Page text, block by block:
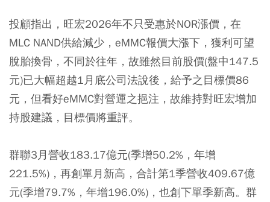
投顧指出，旺宏2026年不只受惠於NOR漲價，在
MLC NAND供給減少，eMMC報價大漲下，獲利可望
脫胎換骨，不同於往年，故雖然目前股價(盤中147.5
元)已大幅超越1月底公司法說後，給予之目標價86
元，但看好eMMC對營運之挹注，故維持對旺宏增加
持股建議，目標價將重評。
群聯3月營收183.17億元(季增50.2%，年增
221.5%)，再創單月新高，合計第1季營收409.67億
元(季增79.7%，年增196.0%)，也創下單季新高。群